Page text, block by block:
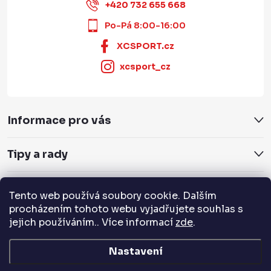
Tento web používá soubory cookie. Dalším
procházením tohoto webu vyjadřujete souhlas s
jejich používáním.. Více informací zde.
Nastavení
+420 732 655 668
Po-Pá 8:00-16:00
XCSPORT.cz
xcsport_cz
Informace pro vás
Tipy a rady
Servis a služby
Přijímáme online platby